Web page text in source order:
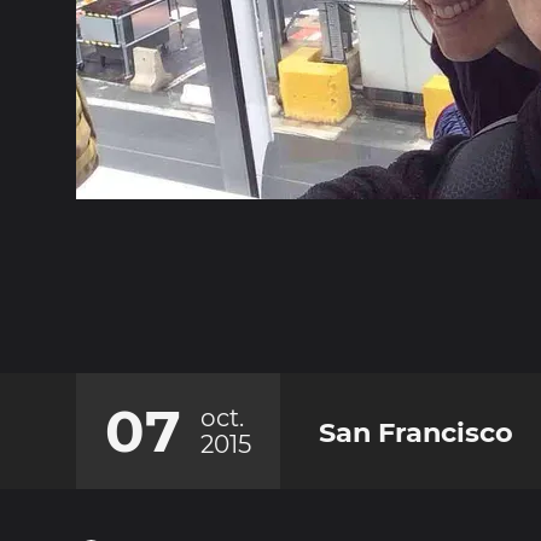
07
oct.
2015
San Francisco